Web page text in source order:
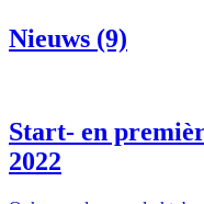
Nieuws (9)
Start- en
2022